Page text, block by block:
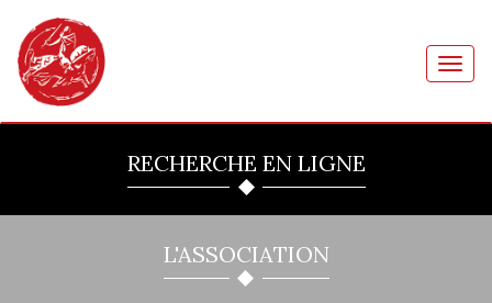
RECHERCHE EN LIGNE
L'ASSOCIATION